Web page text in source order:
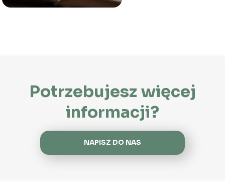
Potrzebujesz więcej
informacji?
NAPISZ DO NAS